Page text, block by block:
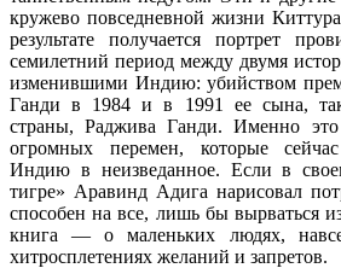
кружево повседневной жизни
результате получается портрет
семилетний период между двумя
изменившими Индию: убийством
Ганди в 1984 и в 1991 ее сына,
страны, Раджива Ганди. Именно это
огромных перемен, которые
Индию в неизведанное. Если в
тигре» Аравинд Адига нарисовал
способен на все, лишь бы вырваться
книга — о маленьких людях,
хитросплетениях желаний и запретов.